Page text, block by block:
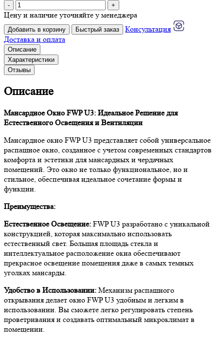
- +
Цену и наличие уточняйте у менеджера
Добавить в корзину Быстрый заказ
Консультация
Доставка и оплата
Описание
Характеристики
Отзывы
Описание
Мансардное Окно FWP U3: Идеальное Решение для
Естественного Освещения и Вентиляции
Мансардное окно FWP U3 представляет собой универсальное
распашное окно, созданное с учетом современных стандартов
комфорта и эстетики для мансардных и чердачных
помещений. Это окно не только функциональное, но и
стильное, обеспечивая идеальное сочетание формы и
функции.
Преимущества:
Естественное Освещение: FWP U3 разработано с уникальной
конструкцией, которая максимально использовать
естественный свет. Большая площадь стекла и
интеллектуальное расположение окна обеспечивают
прекрасное освещение помещения даже в самых темных
уголках мансарды.
Удобство в Использовании: Механизм распашного
открывания делает окно FWP U3 удобным и легким в
использовании. Вы сможете легко регулировать степень
проветривания и создавать оптимальный микроклимат в
помещении.